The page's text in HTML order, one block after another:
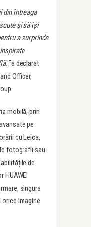
din întreaga
și să își
a surprinde
a declarat
Officer,
mobilă, prin
pe
cu Leica,
fotografii sau
de
HUAWEI
singura
imagine